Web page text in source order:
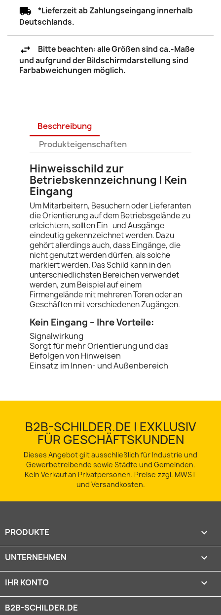
*Lieferzeit ab Zahlungseingang innerhalb
Deutschlands.
Bitte beachten: alle Größen sind ca.-Maße
und aufgrund der Bildschirmdarstellung sind
Farbabweichungen möglich.
Beschreibung
Produkteigenschaften
Hinweisschild zur
Betriebskennzeichnung | Kein
Eingang
Um Mitarbeitern, Besuchern oder Lieferanten
die Orientierung auf dem Betriebsgelände zu
erleichtern, sollten Ein- und Ausgänge
eindeutig gekennzeichnet werden. Dazu
gehört allerdings auch, dass Eingänge, die
nicht genutzt werden dürfen, als solche
markiert werden. Das Schild kann in den
unterschiedlichsten Bereichen verwendet
werden, zum Beispiel auf einem
Firmengelände mit mehreren Toren oder an
Geschäften mit verschiedenen Zugängen.
Kein Eingang – Ihre Vorteile:
Signalwirkung
Sorgt für mehr Orientierung und das
Befolgen von Hinweisen
Einsatz im Innen- und Außenbereich
B2B-SCHILDER.DE | EXKLUSIV
FÜR GESCHÄFTSKUNDEN
Dieses Angebot gilt ausschließlich für Industrie und
Gewerbetreibende sowie Städte und Gemeinden.
Kein Verkauf an Privatpersonen. Preise zzgl. MWST
und Versandkosten.
PRODUKTE 
UNTERNEHMEN 
IHR KONTO 
B2B-SCHILDER.DE